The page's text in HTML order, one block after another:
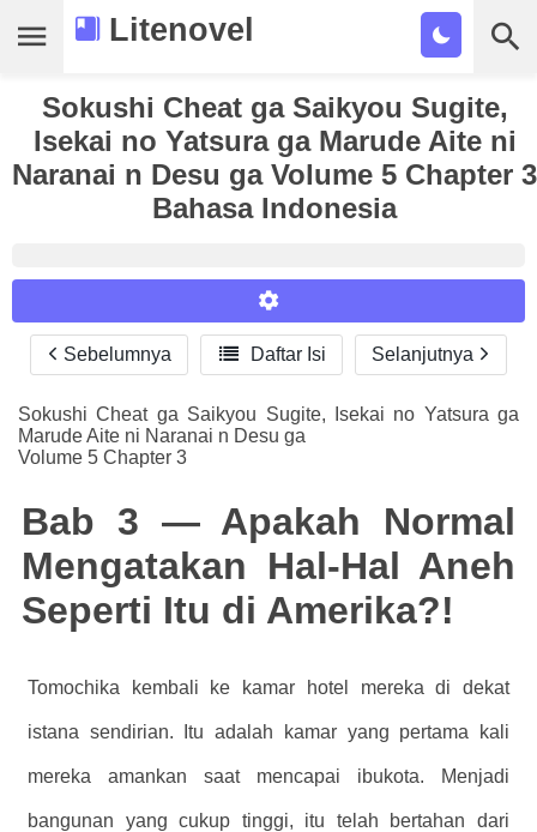
Litenovel
Daftar Novel
Tamat
Cari
Sokushi Cheat ga Saikyou Sugite,
Isekai no Yatsura ga Marude Aite ni
Naranai n Desu ga Volume 5 Chapter 3
Bahasa Indonesia
Reader Settings
Font :
Titillium Web
Arial
Times New Roman
A-
A+
Sebelumnya  Daftar Isi Selanjutnya
Sokushi Cheat ga Saikyou Sugite, Isekai no Yatsura ga
Marude Aite ni Naranai n Desu ga
Volume 5 Chapter 3
Bab 3 — Apakah Normal
Mengatakan Hal-Hal Aneh
Seperti Itu di Amerika?!
Tomochika kembali ke kamar hotel mereka di dekat
istana sendirian. Itu adalah kamar yang pertama kali
mereka amankan saat mencapai ibukota. Menjadi
bangunan yang cukup tinggi, itu telah bertahan dari